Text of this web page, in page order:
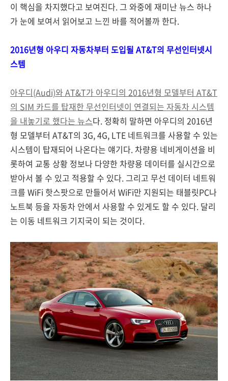
이 핵심을 차지했다고 보여진다. 그 와중에 재미난 뉴스 하나
가 눈에 보여서 읽어보고 느낀 바를 적어볼까 한다.
2016년형 아우디 자동차부터 도입될 AT&T의 무선인터넷시
스템
아우디(Audi)와 AT&T가 아우디의 2016년형 모델부터 AT&T
의 SIM 카드를 탑재한 무선인터넷이 연결되는 자동차 시스템
을 내놓기로 했다는 뉴스다. 정확히 말하면 아우디의 2016년
형 모델부터 AT&T의 3G, 4G, LTE 네트워크를 사용할 수 있는
시스템이 탑재되어 나온다는 얘기다. 차량용 네비게이션을 비
롯하여 교통 상황 정보나 다양한 차량용 데이터를 실시간으로
받아서 볼 수 있고 적용할 수 있다. 그리고 무선 데이터 네트워
크를 WiFi 핫스팟으로 만들어서 WiFi만 지원되는 태블릿PC나
노트북 등을 자동차 안에서 사용할 수 있게도 할 수 있다. 달리
는 이동 네트워크 기지국이 되는 것이다.